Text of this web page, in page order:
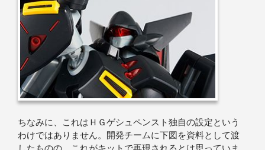
ちなみに、これはＨＧゲシュペンスト独自の設定という
わけではありません。開発チームに下図を資料として渡